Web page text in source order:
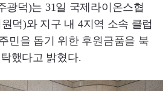
광덕)는 31일 국제라이온스협
덕)와 지구 내 4지역 소속 클럽
민을 돕기 위한 후원금품을 북
했다고 밝혔다.